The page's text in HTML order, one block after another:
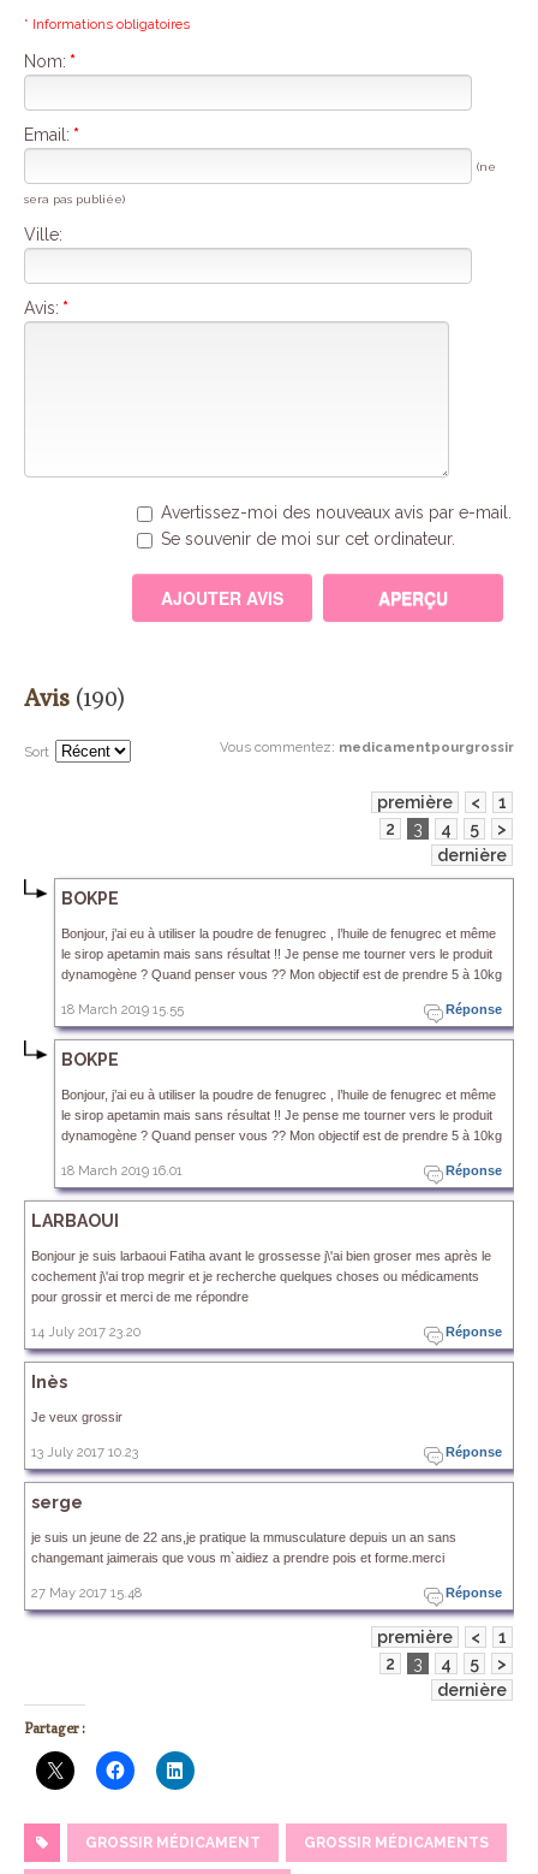
* Informations obligatoires
Nom: *
Email: *
(ne
sera pas publiée)
Ville:
Avis: *
Avertissez-moi des nouveaux avis par e-mail.
Se souvenir de moi sur cet ordinateur.
Avis (190)
Vous commentez: medicamentpourgrossir
Sort
première <
1
2
3 4 5
>
dernière
BOKPE
Bonjour, j’ai eu à utiliser la poudre de fenugrec , l’huile de fenugrec et même
le sirop apetamin mais sans résultat !! Je pense me tourner vers le produit
dynamogène ? Quand penser vous ?? Mon objectif est de prendre 5 à 10kg
Réponse
18 March 2019 15.55
BOKPE
Bonjour, j’ai eu à utiliser la poudre de fenugrec , l’huile de fenugrec et même
le sirop apetamin mais sans résultat !! Je pense me tourner vers le produit
dynamogène ? Quand penser vous ?? Mon objectif est de prendre 5 à 10kg
Réponse
18 March 2019 16.01
LARBAOUI
Bonjour je suis larbaoui Fatiha avant le grossesse j\'ai bien groser mes après le
cochement j\'ai trop megrir et je recherche quelques choses ou médicaments
pour grossir et merci de me répondre
Réponse
14 July 2017 23.20
Inès
Je veux grossir
Réponse
13 July 2017 10.23
serge
je suis un jeune de 22 ans,je pratique la mmusculature depuis un an sans
changemant jaimerais que vous m`aidiez a prendre pois et forme.merci
Réponse
27 May 2017 15.48
première <
1
2
3 4 5
>
dernière
Partager :
GROSSIR MÉDICAMENT GROSSIR MÉDICAMENTS